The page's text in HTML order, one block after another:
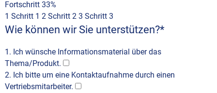
Fortschritt 33%
1 Schritt 1 2 Schritt 2 3 Schritt 3
Wie können wir Sie unterstützen?*
1. Ich wünsche Informationsmaterial über das
Thema/Produkt.
2. Ich bitte um eine Kontaktaufnahme durch einen
Vertriebsmitarbeiter.